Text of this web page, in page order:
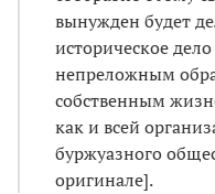
вынужден будет
историческое
непреложным
собственным
как и всей
буржуазного
оригинале].